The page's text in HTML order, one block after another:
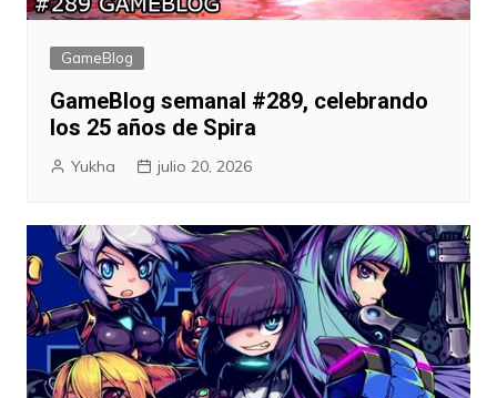
GameBlog
GameBlog semanal #289, celebrando
los 25 años de Spira
Yukha julio 20, 2026